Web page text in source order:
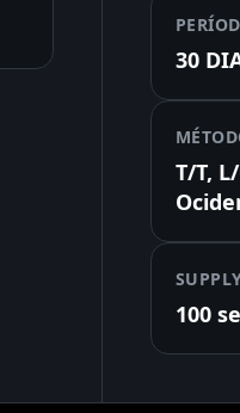
30
T/T,
100